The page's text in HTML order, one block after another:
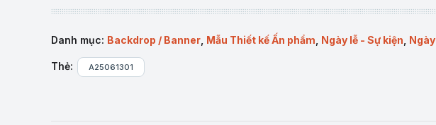
Nền livestream, họp trực tuyến, ghi hình chương trình chính thức.
Trang trí hội trường, chụp hình lưu niệm, roadshow, triển lãm.
Chuyển đổi thành banner dọc, khung ảnh mạng xã hội, poster thông báo.
Danh mục: Backdrop / Banner Mẫu Thiết kế Ấn phẩm Ngày lễ - Sự kiện
Thẻ: A25061301